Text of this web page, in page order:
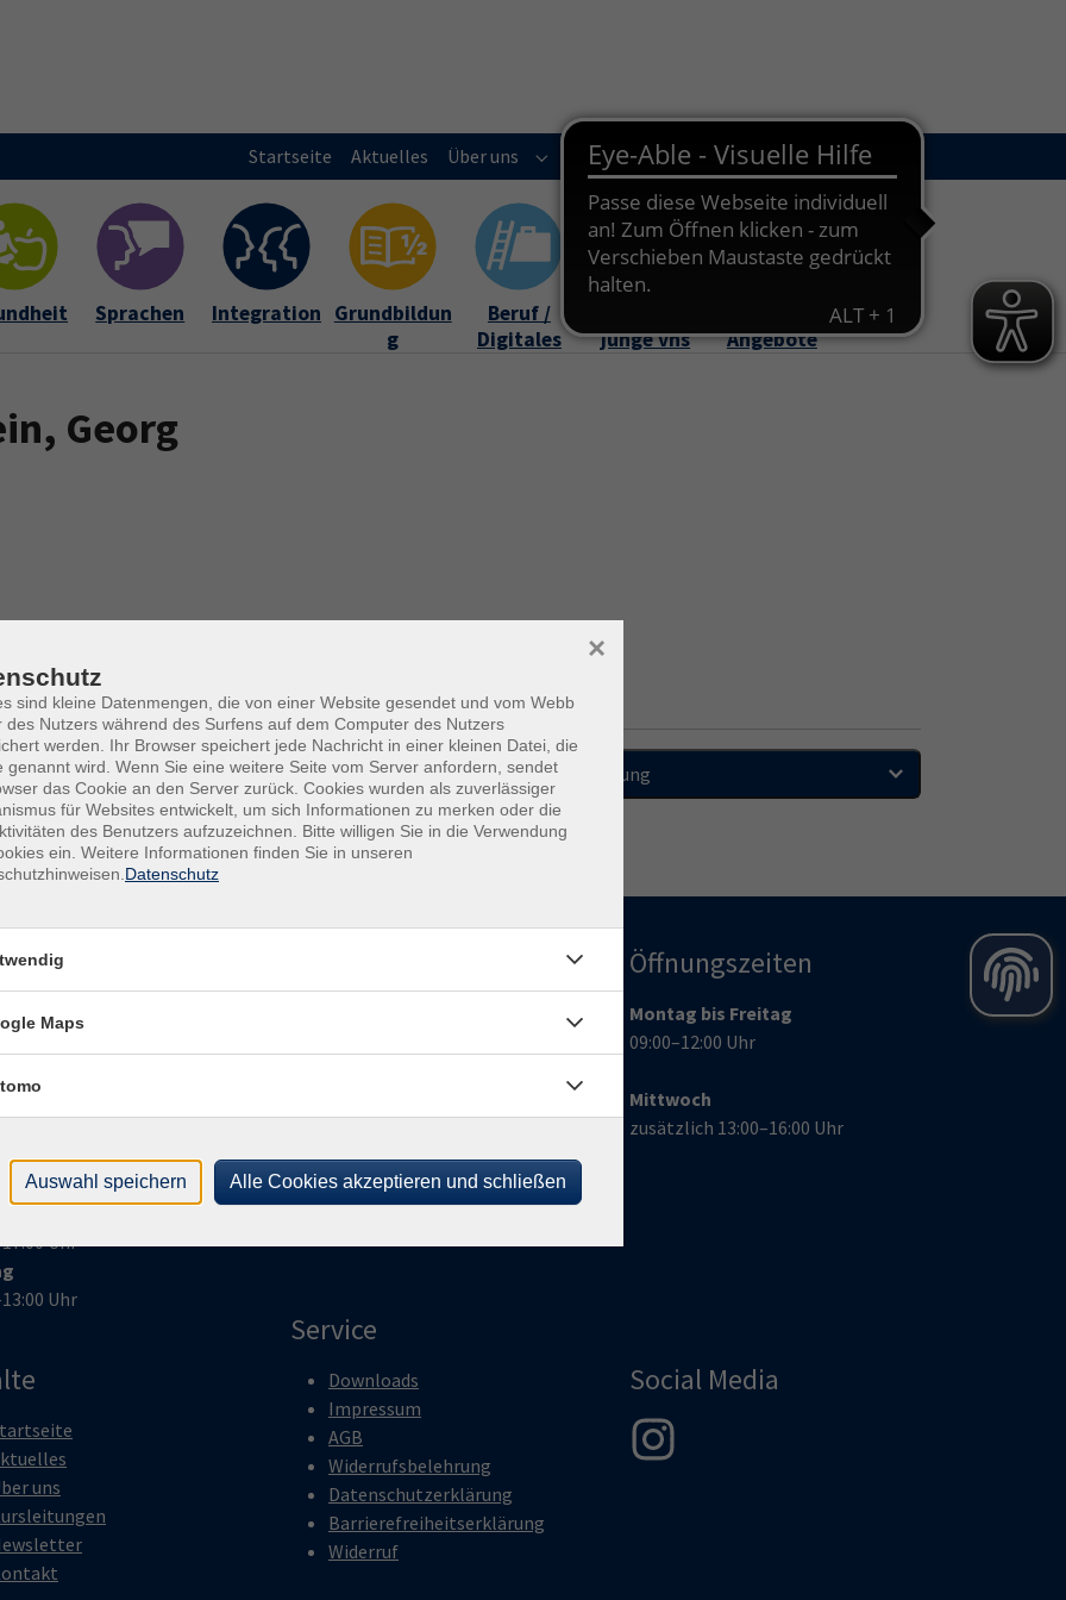
Startseite Aktuelles Über uns Submenu for "Über uns"
Kursleitungen Submenu for "Kursleitungen"
Newsletter Kontakt
Sprachen Integration Grundbildun
g
Beruf /
Digitales
junge vhs
Angebote
Georg
Sortierung
Uhr
Uhr
Uhr
Ochsenfurt e.V.
97199 Ochsenfurt
E-Mail:info@vhs-ochsenfurt.de
Öffnungszeiten
Montag bis Freitag
09:00–12:00 Uhr
Mittwoch
zusätzlich 13:00–16:00 Uhr
uns
Service
Downloads
Impressum
AGB
Widerrufsbelehrung
Datenschutzerklärung
Barrierefreiheitserklärung
Widerruf
Social Media
sind kleine Datenmengen, die von einer Website gesendet und vom Webb
des Nutzers während des Surfens auf dem Computer des Nutzers
werden. Ihr Browser speichert jede Nachricht in einer kleinen Datei, die
genannt wird. Wenn Sie eine weitere Seite vom Server anfordern, sendet
das Cookie an den Server zurück. Cookies wurden als zuverlässiger
für Websites entwickelt, um sich Informationen zu merken oder die
des Benutzers aufzuzeichnen. Bitte willigen Sie in die Verwendung
ein. Weitere Informationen finden Sie in unseren
Datenschutz
×
Maps
Auswahl speichern Alle Cookies akzeptieren und schließen